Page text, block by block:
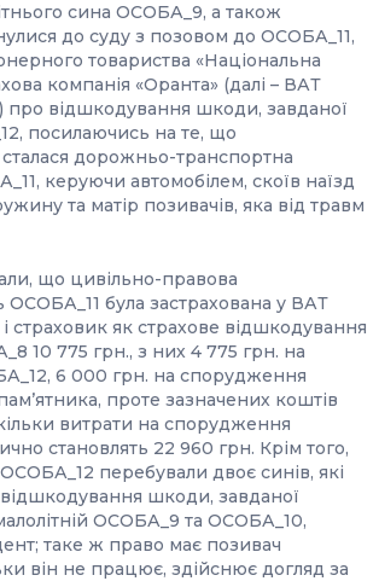
сина ОСОБА_9, а також
до суду з позовом до ОСОБА_11,
товариства «Національна
компанія «Оранта» (далі – ВАТ
про відшкодування шкоди, завданої
посилаючись на те, що
дорожньо-транспортна
керуючи автомобілем, скоїв наїзд
та матір позивачів, яка від травм
що цивільно-правова
ОСОБА_11 була застрахована у ВАТ
страховик як страхове відшкодування
10 775 грн., з них 4 775 грн. на
6 000 грн. на спорудження
проте зазначених коштів
витрати на спорудження
становлять 22 960 грн. Крім того,
перебували двоє синів, які
шкоди, завданої
ОСОБА_9 та ОСОБА_10,
таке ж право має позивач
він не працює, здійснює догляд за